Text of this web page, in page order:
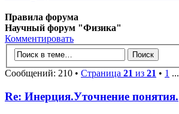
Правила форума
Научный форум "Физика"
Комментировать
Сообщений: 210 • Страница 21 из 21 • 1 ...
Re: Инерция.Уточнение понятия.